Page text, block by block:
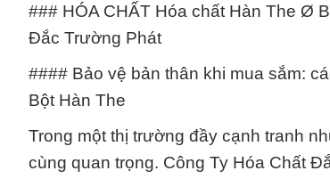
### HÓA CHẤT Hóa chất Hàn The Ø
Đắc Trường Phát
#### Bảo vệ bản thân khi mua sắm:
Bột Hàn The
Trong một thị trường đầy cạnh tranh
cùng quan trọng. Công Ty Hóa Chất